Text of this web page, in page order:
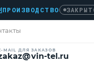
ЗАКРЫТО ›
MAIL ДЛЯ ЗАКАЗОВ
tel.ru